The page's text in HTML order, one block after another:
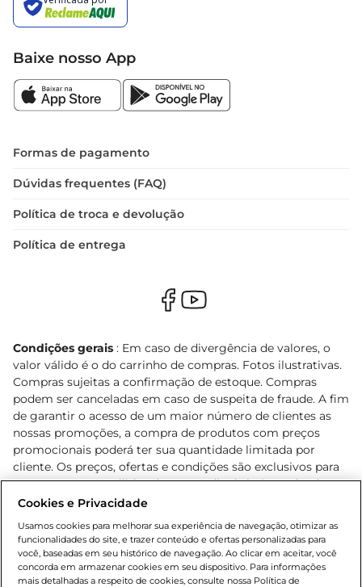
Baixe nosso App
Formas de pagamento
Dúvidas frequentes (FAQ)
Política de troca e devolução
Política de entrega
Condições gerais : Em caso de divergência de valores, o
valor válido é o do carrinho de compras. Fotos ilustrativas.
Compras sujeitas a confirmação de estoque. Compras
podem ser canceladas em caso de suspeita de fraude. A fim
de garantir o acesso de um maior número de clientes as
nossas promoções, a compra de produtos com preços
promocionais poderá ter sua quantidade limitada por
cliente. Os preços, ofertas e condições são exclusivos para
o e-commerce e válidos durante o dia de hoje, podendo
sofrer alterações sem prévia notificação. Proibida a venda
Lei n.º 8069/90, art. 81, inciso II (Estatuto da Criança e do
Adolescente). Preços e condições exclusivos para o
www.bretas.com.br, podendo sofrer alterações sem aviso
Cookies e Privacidade
Usamos cookies para melhorar sua experiência de navegação, otimizar as
funcionalidades do site, e trazer conteúdo e ofertas personalizadas para
você, baseadas em seu histórico de navegação. Ao clicar em aceitar, você
concorda em armazenar cookies em seu dispositivo. Para informações
mais detalhadas a respeito de cookies, consulte nossa Política de